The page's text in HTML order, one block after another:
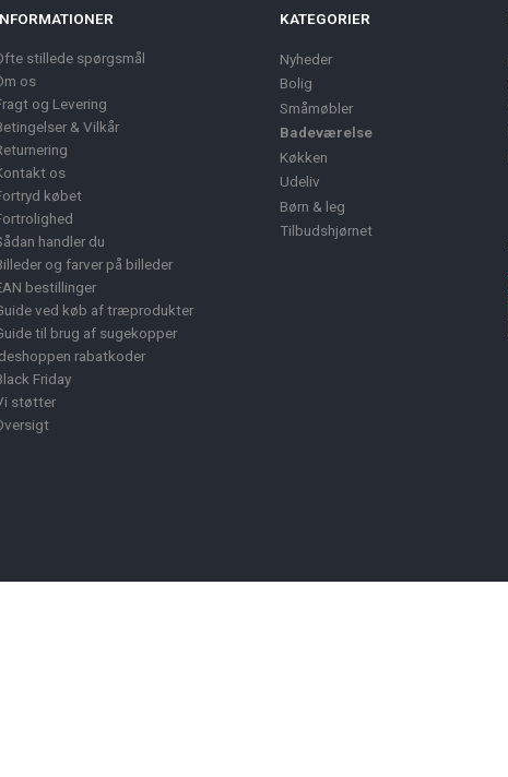
stillede spørgsmål
os
og Levering
& Vilkår
os
købet
handler du
og farver på billeder
bestillinger
ved køb af træprodukter
til brug af sugekopper
rabatkoder
Friday
støtter
KATEGORIER
Nyheder
Bolig
Småmøbler
Badeværelse
Køkken
Udeliv
Børn & leg
Tilbudshjørnet